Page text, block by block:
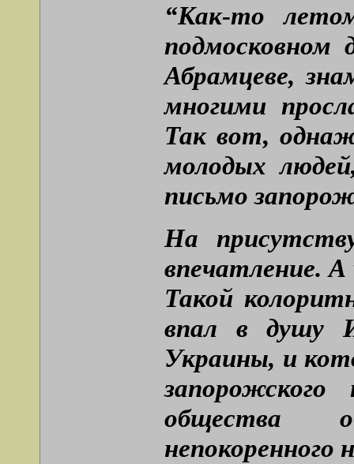
“Как-то
подмосковном
Абрамцеве,
многими
Так вот,
молодых
письмо
На
впечатление.
Такой
впал в душу
Украины, и
запорожского
общества
непокоренного